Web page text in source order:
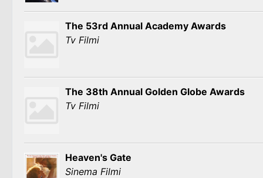
The 53rd Annual Academy Awards
Tv Filmi
The 38th Annual Golden Globe Awards
Tv Filmi
Heaven's Gate
Sinema Filmi